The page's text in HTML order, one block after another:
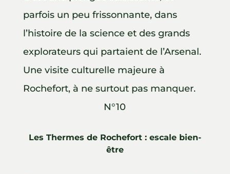
parfois un peu frissonnante, dans
l’histoire de la science et des grands
explorateurs qui partaient de l’Arsenal.
Une visite culturelle majeure à
Rochefort, à ne surtout pas manquer.
N°10
Les Thermes de Rochefort : escale bien-
être